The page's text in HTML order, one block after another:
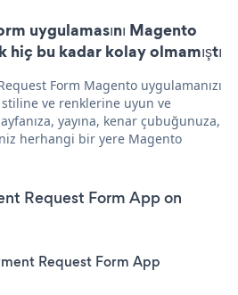
uygulamasını Magento
bu kadar kolay olmamıştı
Form Magento uygulamanızı
ve renklerine uyun ve
yayına, kenar çubuğunuza,
herhangi bir yere Magento
Request Form App on
Request Form App